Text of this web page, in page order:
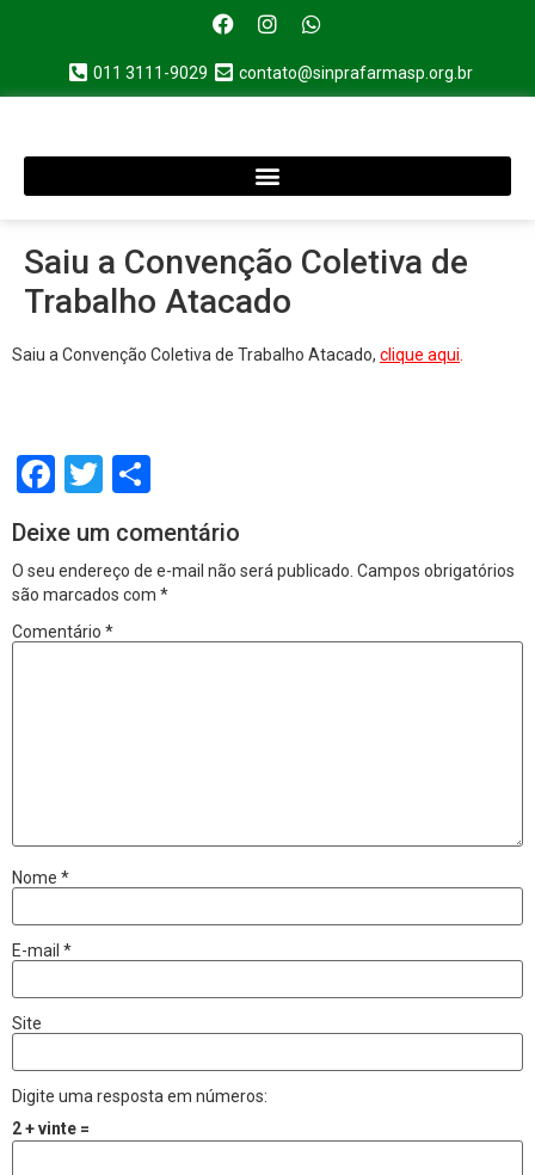
011 3111-9029 contato@sinprafarmasp.org.br
Saiu a Convenção Coletiva de
Trabalho Atacado
Saiu a Convenção Coletiva de Trabalho Atacado, clique aqui.
Facebook
Twitter
Deixe um comentário
O seu endereço de e-mail não será publicado. Campos obrigatórios
são marcados com *
Comentário *
Nome *
E-mail *
Site
Digite uma resposta em números:
2 + vinte =